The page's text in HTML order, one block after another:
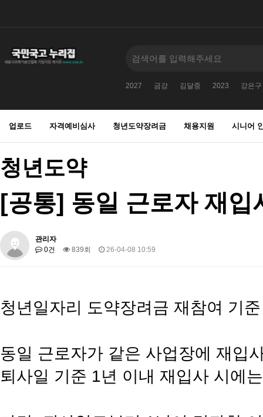
2027 금강 김달중 2023 강은구
업로드 자격예비심사 청년도약장려금 채용지원 시니어
청년도약
[공통] 동일 근로자 재입
관리자
0건
839회 26-04-08 10:59
청년일자리 도약장려금 재참여 기
동일 근로자가 같은 사업장에 재입
퇴사일 기준 1년 이내 재입사 시에